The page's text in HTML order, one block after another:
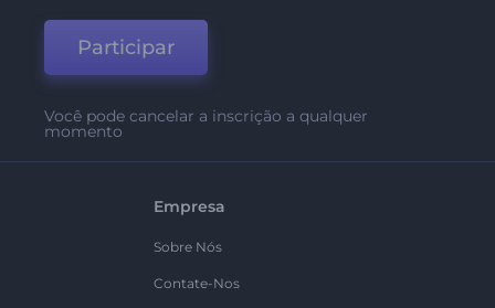
Participar
Você pode cancelar a inscrição a qualquer
momento
Empresa
Sobre Nós
Contate-Nos